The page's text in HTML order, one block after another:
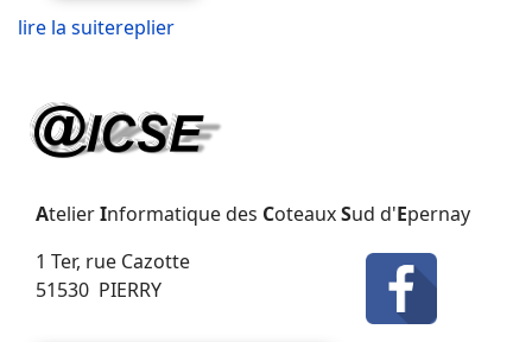
lire la suitereplier
AtelierInformatique des CoteauxSud d'Epernay
1 Ter, rue Cazotte
51530 PIERRY